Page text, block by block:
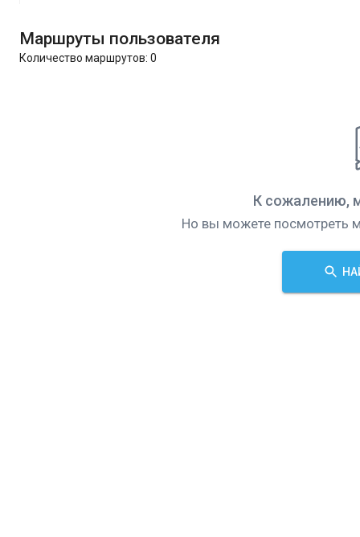
Маршруты пользователя
Количество маршрутов: 0
К сожалению,
Но вы можете посмотреть